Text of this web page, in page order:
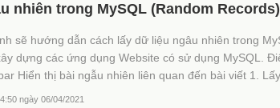
nhiên trong MySQL (Random
sẽ hướng dẫn cách lấy dữ liệu ngâu nhiên trong
dựng các ứng dụng Website có sử dụng MySQL.
Hiển thị bài ngẫu nhiên liên quan đến bài viết 1.
ngày 06/04/2021